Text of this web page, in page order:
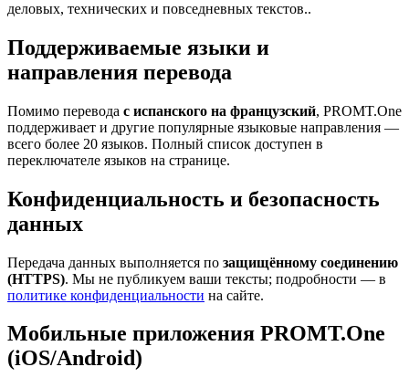
деловых, технических и повседневных текстов..
Поддерживаемые языки и
направления перевода
Помимо перевода с испанского на французский, PROMT.One
поддерживает и другие популярные языковые направления —
всего более 20 языков. Полный список доступен в
переключателе языков на странице.
Конфиденциальность и безопасность
данных
Передача данных выполняется по защищённому соединению
(HTTPS). Мы не публикуем ваши тексты; подробности — в
политике конфиденциальности на сайте.
Мобильные приложения PROMT.One
(iOS/Android)